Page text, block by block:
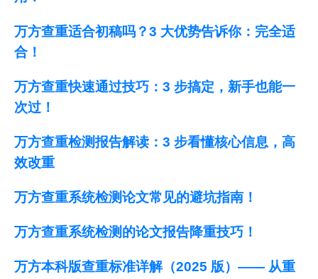
万方查重适合初稿吗？3 大优势告诉你：完全适
合！
万方查重快速通过技巧：3 步搞定，新手也能一
次过！
万方查重检测报告解读：3 步看懂核心信息，高
效改重
万方查重系统检测论文常见的避坑指南！
万方查重系统检测的论文报告降重技巧！
万方本科版查重标准详解（2025 版）—— 从重